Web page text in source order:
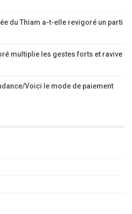
du Thiam a-t-elle revigoré un parti
multiplie les gestes forts et ravive
Voici le mode de paiement